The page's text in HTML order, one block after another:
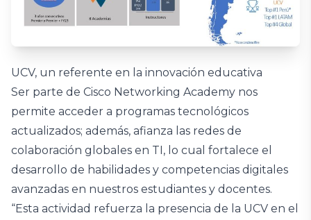
UCV, un referente en la innovación educativa
Ser parte de Cisco Networking Academy nos
permite acceder a programas tecnológicos
actualizados; además, afianza las redes de
colaboración globales en TI, lo cual fortalece el
desarrollo de habilidades y competencias digitales
avanzadas en nuestros estudiantes y docentes.
“Esta actividad refuerza la presencia de la UCV en el